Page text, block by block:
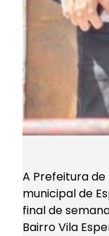
A Prefeitura
municipal de
final de
Bairro Vila